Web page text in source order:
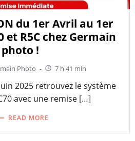
du 1er Avril au 1er
et R5C chez Germain
photo !
Photo - 7 h 41 min
2025 retrouvez le système
avec une remise […]
READ MORE